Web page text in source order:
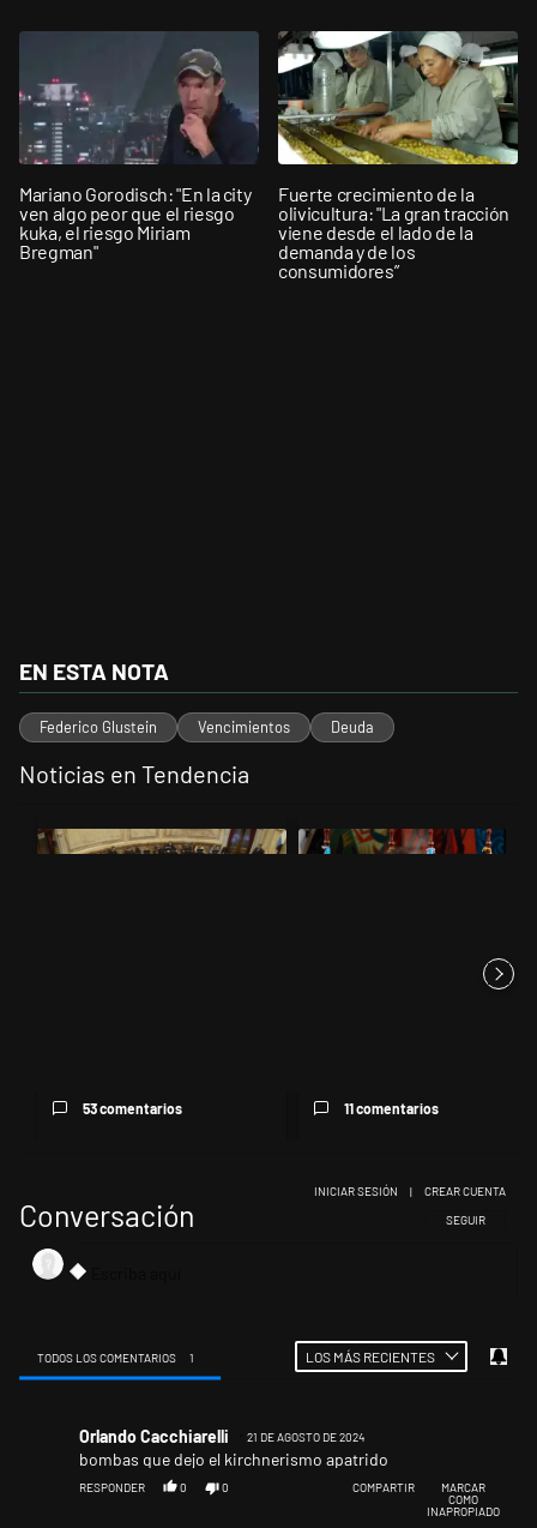
Mariano Gorodisch: "En la city
ven algo peor que el riesgo
kuka, el riesgo Miriam
Bregman"
Fuerte crecimiento de la
olivicultura: "La gran tracción
viene desde el lado de la
demanda y de los
consumidores”
EN ESTA NOTA
Federico Glustein Vencimientos Deuda
Noticias en Tendencia
Un artículo de tendencia con el título "El Senado dio media sanción
53 comentarios
Un artículo de tendencia con el
11 comentarios
Conversación SIGA ESTA
SEGUIR
INICIAR SESIÓN | CREAR CUENTA
TODOS LOS COMENTARIOS 1 LOS MÁS RECIENTES
Orlando Cacchiarelli 21 DE AGOSTO DE 2024
bombas que dejo el kirchnerismo apatrido
RESPONDER 0 0 COMPARTIR
MARCAR
COMO
INAPROPIADO